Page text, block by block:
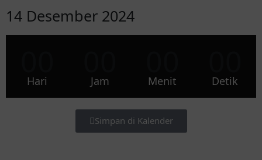
14 Desember 2024
Hari Jam Menit Detik
Simpan di Kalender